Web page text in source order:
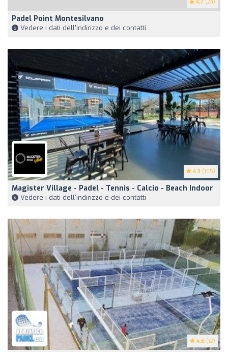
4.7 (24)
Padel Point Montesilvano
Vedere i dati dell'indirizzo e dei contatti
4.3 (165)
Magister Village - Padel - Tennis - Calcio - Beach Indoor
Vedere i dati dell'indirizzo e dei contatti
4.6 (12)